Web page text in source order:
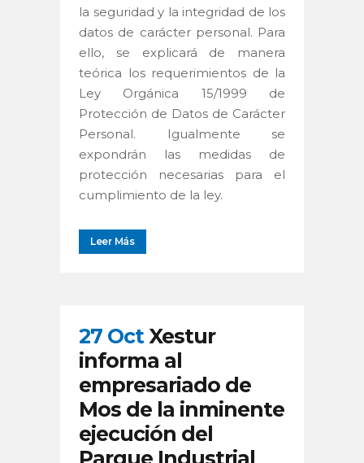
la seguridad y la integridad de los
datos de carácter personal. Para
ello, se explicará de manera
teórica los requerimientos de la
Ley Orgánica 15/1999 de
Protección de Datos de Carácter
Personal. Igualmente se
expondrán las medidas de
protección necesarias para el
cumplimiento de la ley.
Leer Más
27 Oct Xestur
informa al
empresariado de
Mos de la inminente
ejecución del
Parque Industrial